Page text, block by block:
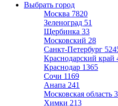
Выбрать город
Москва 7820
Зеленоград 51
Щербинка 33
Московский 28
Санкт-Петербург
Краснодарский край
Краснодар 1365
Сочи 1169
Анапа 241
Московская область
Химки 213